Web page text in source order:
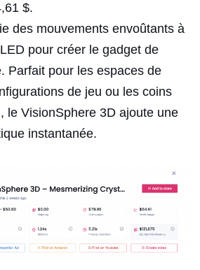
$.
des mouvements envoûtants à
pour créer le gadget de
Parfait pour les espaces de
de jeu ou les coins
le VisionSphere 3D ajoute une
instantanée.